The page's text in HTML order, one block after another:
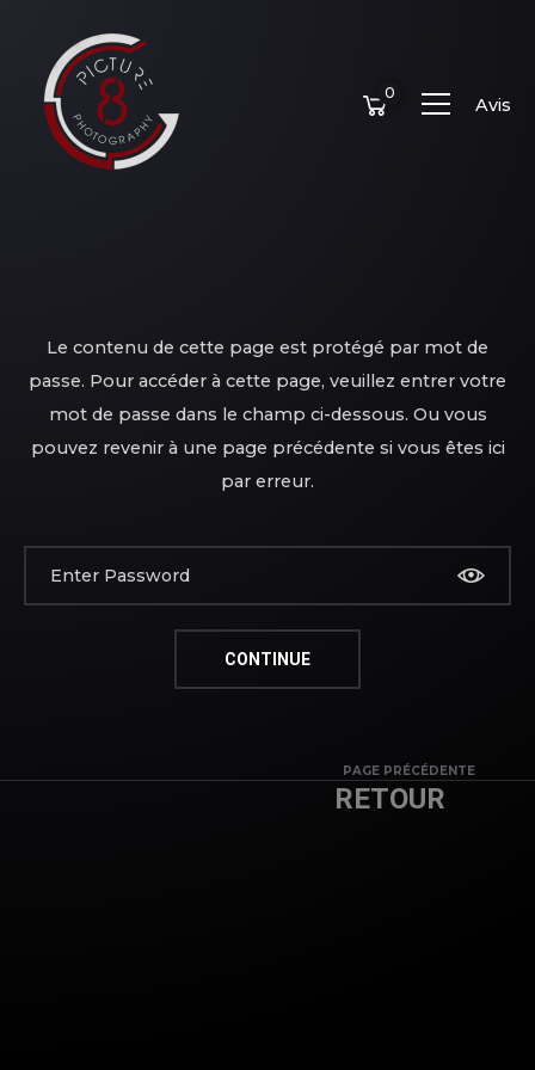
0
Avis
Le contenu de cette page est protégé par mot de
passe. Pour accéder à cette page, veuillez entrer votre
mot de passe dans le champ ci-dessous. Ou vous
pouvez revenir à une page précédente si vous êtes ici
par erreur.
PAGE PRÉCÉDENTE
RETOUR